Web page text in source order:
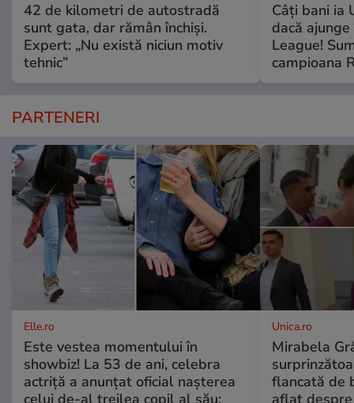
42 de kilometri de autostradă
sunt gata, dar rămân închiși.
Expert: „Nu există niciun motiv
tehnic”
Câți bani ia
dacă
League!
campioana
PARTENERI
Elle.ro
Este vestea momentului în
showbiz! La 53 de ani, celebra
actriță a anunțat oficial nașterea
Unica.ro
Mirabela
flancată de